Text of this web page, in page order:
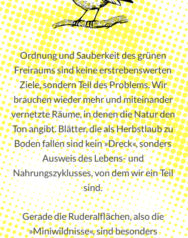
Ordnung und Sauberkeit des grünen
Freiraums sind keine erstrebenswerten
Ziele, sondern Teil des Problems. Wir
brauchen wieder mehr und miteinander
vernetzte Räume, in denen die Natur den
Ton angibt. Blätter, die als Herbstlaub zu
Boden fallen sind kein »Dreck«, sonders
Ausweis des Lebens- und
Nahrungszyklusses, von dem wir ein Teil
sind.
Gerade die Ruderalflächen, also die
»Miniwildnisse«, sind besonders